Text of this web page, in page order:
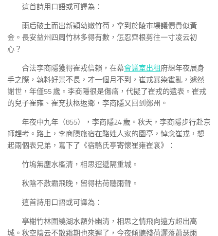
這首詩用口語或可譯為：
雨后破土而出新穎幼嫩竹筍，拿到於陵市場議價貴似黃
金。長安益州四周竹林多得有數，怎忍齊根剪往一寸凌云初
心？
合法李商隱獲得崔戎信賴，在幕會議室出租 府想年夜展身
手之際，孰料好景不長，才一個月不到，崔戎暴染霍亂，遽然
謝世，年僅55 歲。李商隱很是傷痛，代擬了崔戎的遺表。崔戎
的兒子崔雍、崔兗扶柩返鄉，李商隱又回到鄭州。
年夜中九年（855），李商隱24 歲。秋天，李商隱步行赴京
師趕考。路上，李商隱旅宿在駱姓人家的園亭，悼念崔戎，想
起兩個表兄弟，寫下了《宿駱氏亭寄懷崔雍崔袞》：
竹塢無塵水檻清，相思迢遞隔重城。
秋陰不散霜飛晚，留得枯荷聽雨聲。
這首詩用口語或可譯為：
亭榭竹林圍繞湖水額外幽清，相思之情飛向遠方超出高
城。秋空陰云不散霜期也來遲了，今夜傾聽殘荷灑落蕭瑟雨